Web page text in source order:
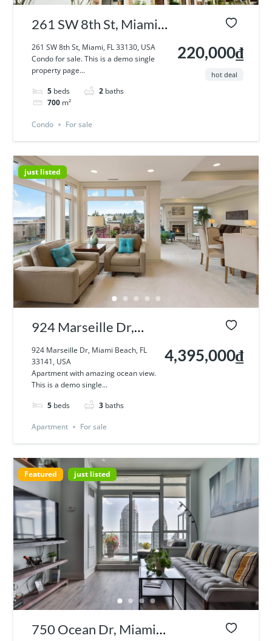
261 SW 8th St, Miami,
FL 33130, USA
261 SW 8th St, Miami, FL 33130, USA
Condo for sale. This is a demo single
property page...
5 beds 2 baths
700 m²
220,000₫
hot deal
Condo For sale
just listed
924 Marseille Dr,
Miami Beach, FL
33141, USA
924 Marseille Dr, Miami Beach, FL
33141, USA
Apartment with amazing ocean view.
This is a demo single...
5 beds 3 baths
4,395,000₫
Apartment For sale
Featured just listed
750 Ocean Dr, Miami